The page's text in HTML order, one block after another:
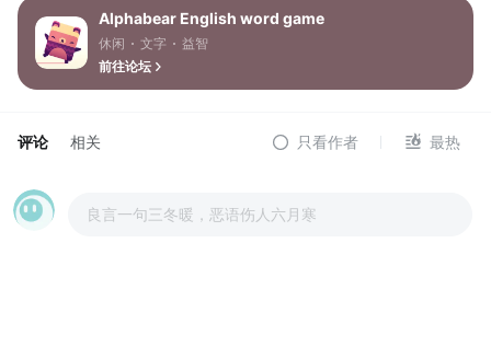
Alphabear English word game
休闲 文字
益智
前往论坛
评论 相关 只看作者 最热
良言一句三冬暖，恶语伤人六月寒